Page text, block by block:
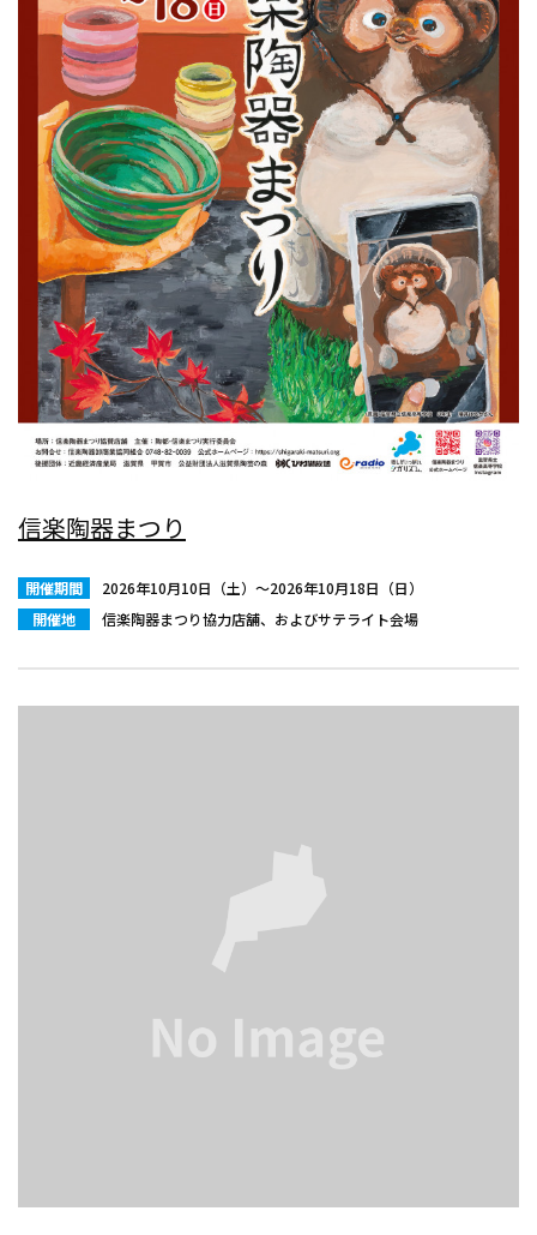
信楽陶器まつり
開催期間
2026年10月10日（土）〜2026年10月18日（日）
開催地
信楽陶器まつり協力店舗、およびサテライト会場